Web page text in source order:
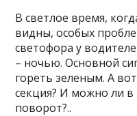
В светлое время,
видны, особых
светофора у
– ночью. Основной
гореть зеленым. А
секция? И можно ли в
поворот?..